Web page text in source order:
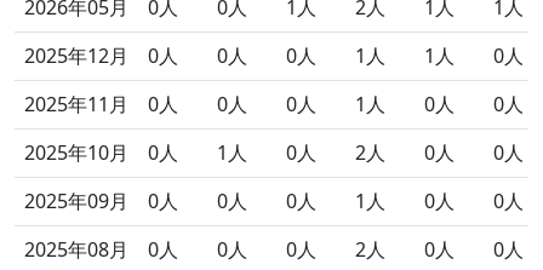
2026年05月
0人 0人 1人 2人 1人
1人
2025年12月
0人 0人 0人 1人 1人
0人
2025年11月
0人 0人 0人 1人 0人
0人
2025年10月
0人 1人 0人 2人 0人
0人
2025年09月
0人 0人 0人 1人 0人
0人
2025年08月
0人 0人 0人 2人 0人
0人